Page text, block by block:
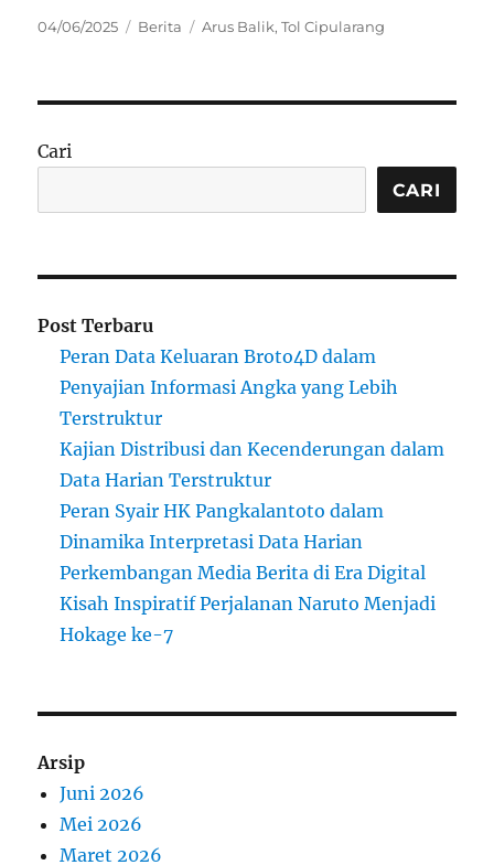
Posted
04/06/2025 Categories
Berita Tags
Arus Balik,Tol Cipularang
Cari
CARI
Post Terbaru
Peran Data Keluaran Broto4D dalam
Penyajian Informasi Angka yang Lebih
Terstruktur
Kajian Distribusi dan Kecenderungan dalam
Data Harian Terstruktur
Peran Syair HK Pangkalantoto dalam
Dinamika Interpretasi Data Harian
Perkembangan Media Berita di Era Digital
Kisah Inspiratif Perjalanan Naruto Menjadi
Hokage ke-7
Arsip
Juni 2026
Mei 2026
Maret 2026